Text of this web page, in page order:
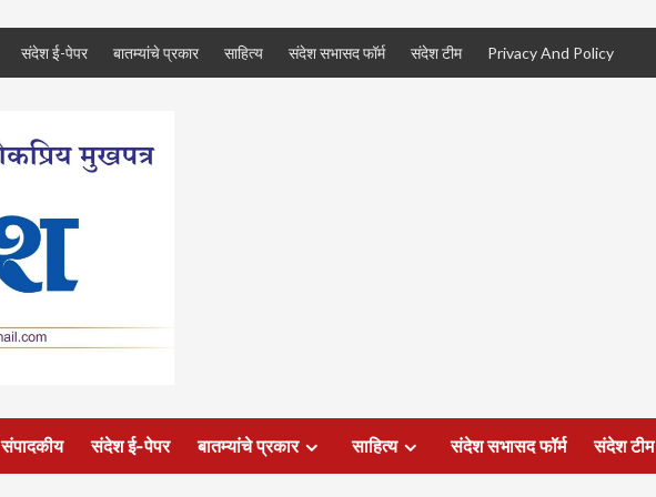
संदेश ई-पेपर बातम्यांचे प्रकार साहित्य संदेश सभासद फॉर्म संदेश टीम Privacy And Policy
संपादकीय संदेश ई-पेपर बातम्यांचे प्रकार साहित्य संदेश सभासद फॉर्म संदेश टीम